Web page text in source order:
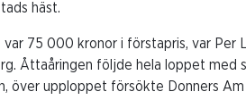
häst.
var 75 000 kronor i förstapris, var Per
Åttaåringen följde hela loppet med
över upploppet försökte Donners